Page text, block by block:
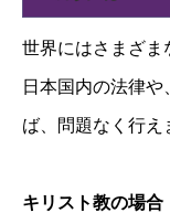
世界にはさまざま
日本国内の法律
ば、問題なく行え
キリスト教の場合